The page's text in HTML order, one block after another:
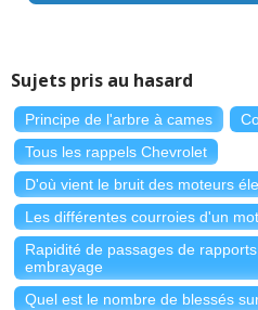
Sujets pris au hasard
Principe de l'arbre à cames
Tous les rappels Chevrolet
D'où vient le bruit des moteurs
Les différentes courroies d'un
Rapidité de passages de
embrayage
Quel est le nombre de blessés